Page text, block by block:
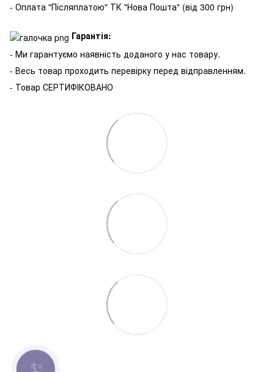
- Оплата "Післяплатою" ТК "Нова Пошта" (від 300 грн)
Гарантія:
- Ми гарантуємо наявність доданого у нас товару.
- Весь товар проходить перевірку перед відправленням.
- Товар СЕРТИФІКОВАНО
КНОПКА